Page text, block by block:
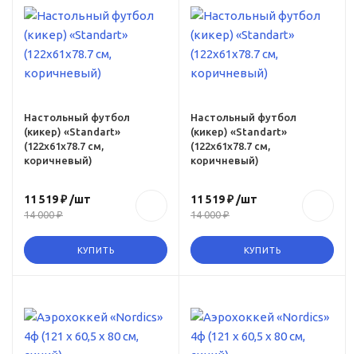
Настольный футбол
(кикер) «Standart»
(122x61x78.7 см,
коричневый)
11 519 ₽/шт
14 000 ₽
КУПИТЬ
Настольный футбол
(кикер) «Standart»
(122x61x78.7 см,
коричневый)
11 519 ₽/шт
14 000 ₽
КУПИТЬ